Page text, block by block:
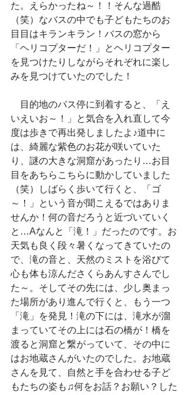
た。えらかったね～！！そんな過酷
（笑）なバスの中でも子どもたちのお
目目はキランキラン！バスの窓から
「ヘリコプターだ！」とヘリコプター
を見つけたりしながらそれぞれに楽し
みを見つけていたのでした！
目的地のバス停に到着すると、「え
いえいお～！」と気合を入れ直して今
度は歩きで再出発しましたよ♪道中に
は、綺麗な紫色のお花が咲いていた
り、謎の大きな洞窟があったり…お目
目をあちらこちらに動かしていました
（笑）しばらく歩いて行くと、「ゴ
～！」という音が聞こえるではありま
せんか！何の音だろうと近づいていく
と…Aなんと「滝！」だったのです。お
天気も良く段々暑くなってきていたの
で、滝の音と、天然のミストを浴びて
心も体も涼んださくらあんすさんでし
た～。そしてその先には、少し奥まっ
た場所があり進んで行くと、もう一つ
「滝」を発見！滝の下には、滝水が溜
まっていてその上には石の橋が！橋を
渡ると洞窟と繋がっていて、その中に
はお地蔵さんがいたのでした。お地蔵
さんを見て、自然と手を合わせる子ど
もたちの姿も♫何をお話？お願い？した